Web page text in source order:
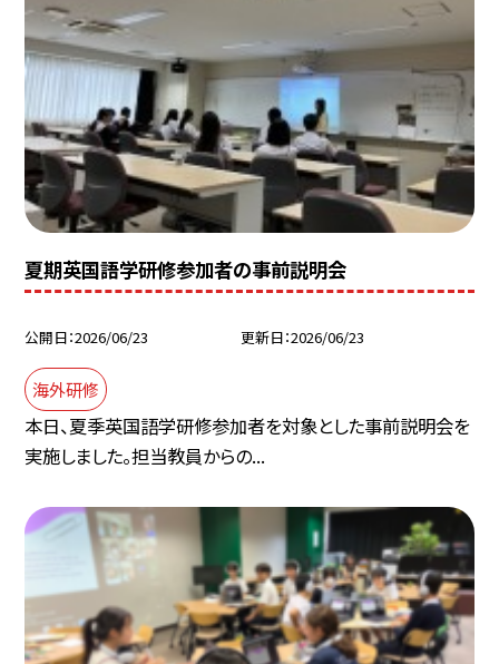
夏期英国語学研修参加者の事前説明会
公開日 2026/06/23 更新日 2026/06/23
海外研修
本日、夏季英国語学研修参加者を対象とした事前説明会を
実施しました。担当教員からの...